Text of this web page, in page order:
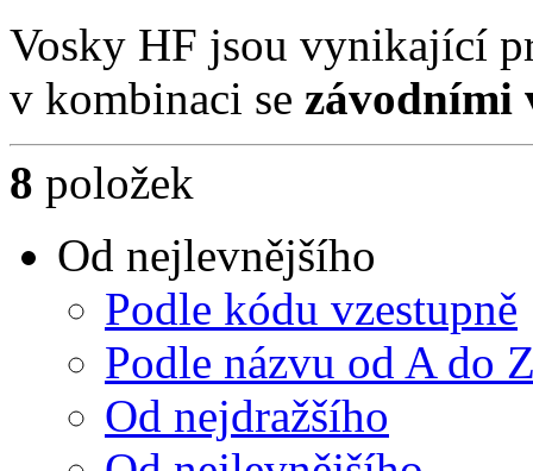
Vosky HF jsou vynikající
v kombinaci se závodními
8 položek
Od nejlevnějšího
Podle kódu vzestupně
Podle názvu od A do
Od nejdražšího